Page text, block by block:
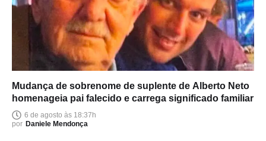
Mudança de sobrenome de suplente de Alberto Neto
homenageia pai falecido e carrega significado familiar
6 de agosto às 18:37h
por Daniele Mendonça